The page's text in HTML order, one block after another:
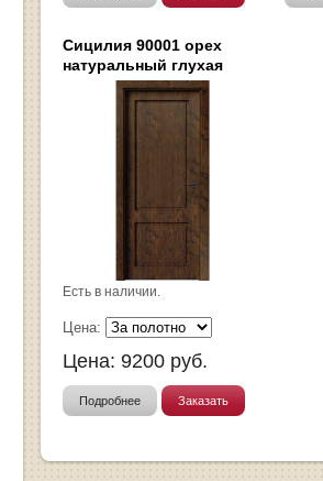
Сицилия 90001 орех
натуральный глухая
Есть в наличии.
Цена:
Цена: 9200 руб.
Подробнее Заказать